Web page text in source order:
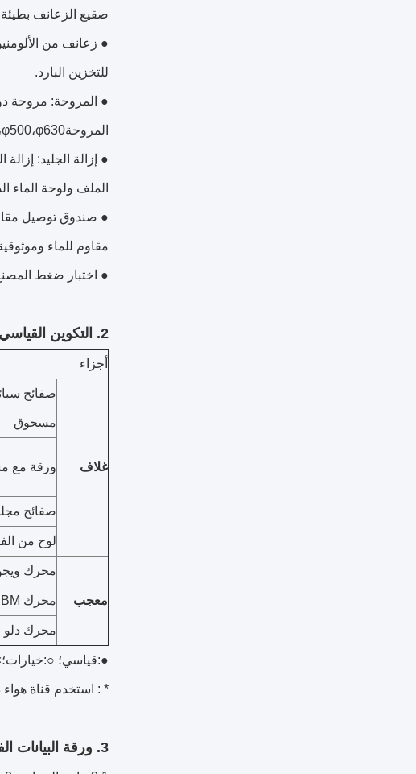
صقيع الزعانف
للتخزين البارد.
المروحةφ400،φ500،φ630، تشكيل مواصفات مختلفة لسلسلة المنتجات، لدى المستخدمين المزيد من الخيارات.
● إزالة الجليد:
الملف ولوحة الماء
مقاوم للماء
● اختبار ضغط المصنع
2. التكوين القياسي والخيارات:
أجزاء
غلاف
مسحوق
ورقة مع
صفائح
لوح من
معجب
محرك
محرك EBM*
محرك دلو
●:قياسي؛
* : استخدم قناة
3. ورقة البيانات الفنية: